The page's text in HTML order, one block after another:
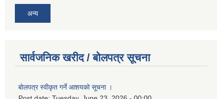
अन्य
सार्वजनिक खरीद / बोलपत्र सूचना
बोलपत्र स्वीकृत गर्ने आशयको सूचना ।